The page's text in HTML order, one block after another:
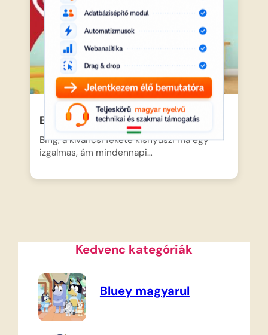
Bing – Öltözködés
Bing, a kíváncsi fekete kisnyuszi ma egy
izgalmas, ám mindennapi…
Kedvenc kategóriák
Bluey magyarul